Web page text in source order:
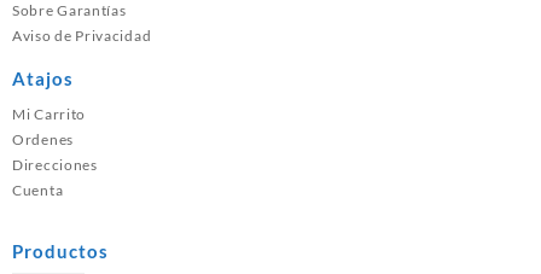
Sobre Garantías
Aviso de Privacidad
Atajos
Mi Carrito
Ordenes
Direcciones
Cuenta
Productos